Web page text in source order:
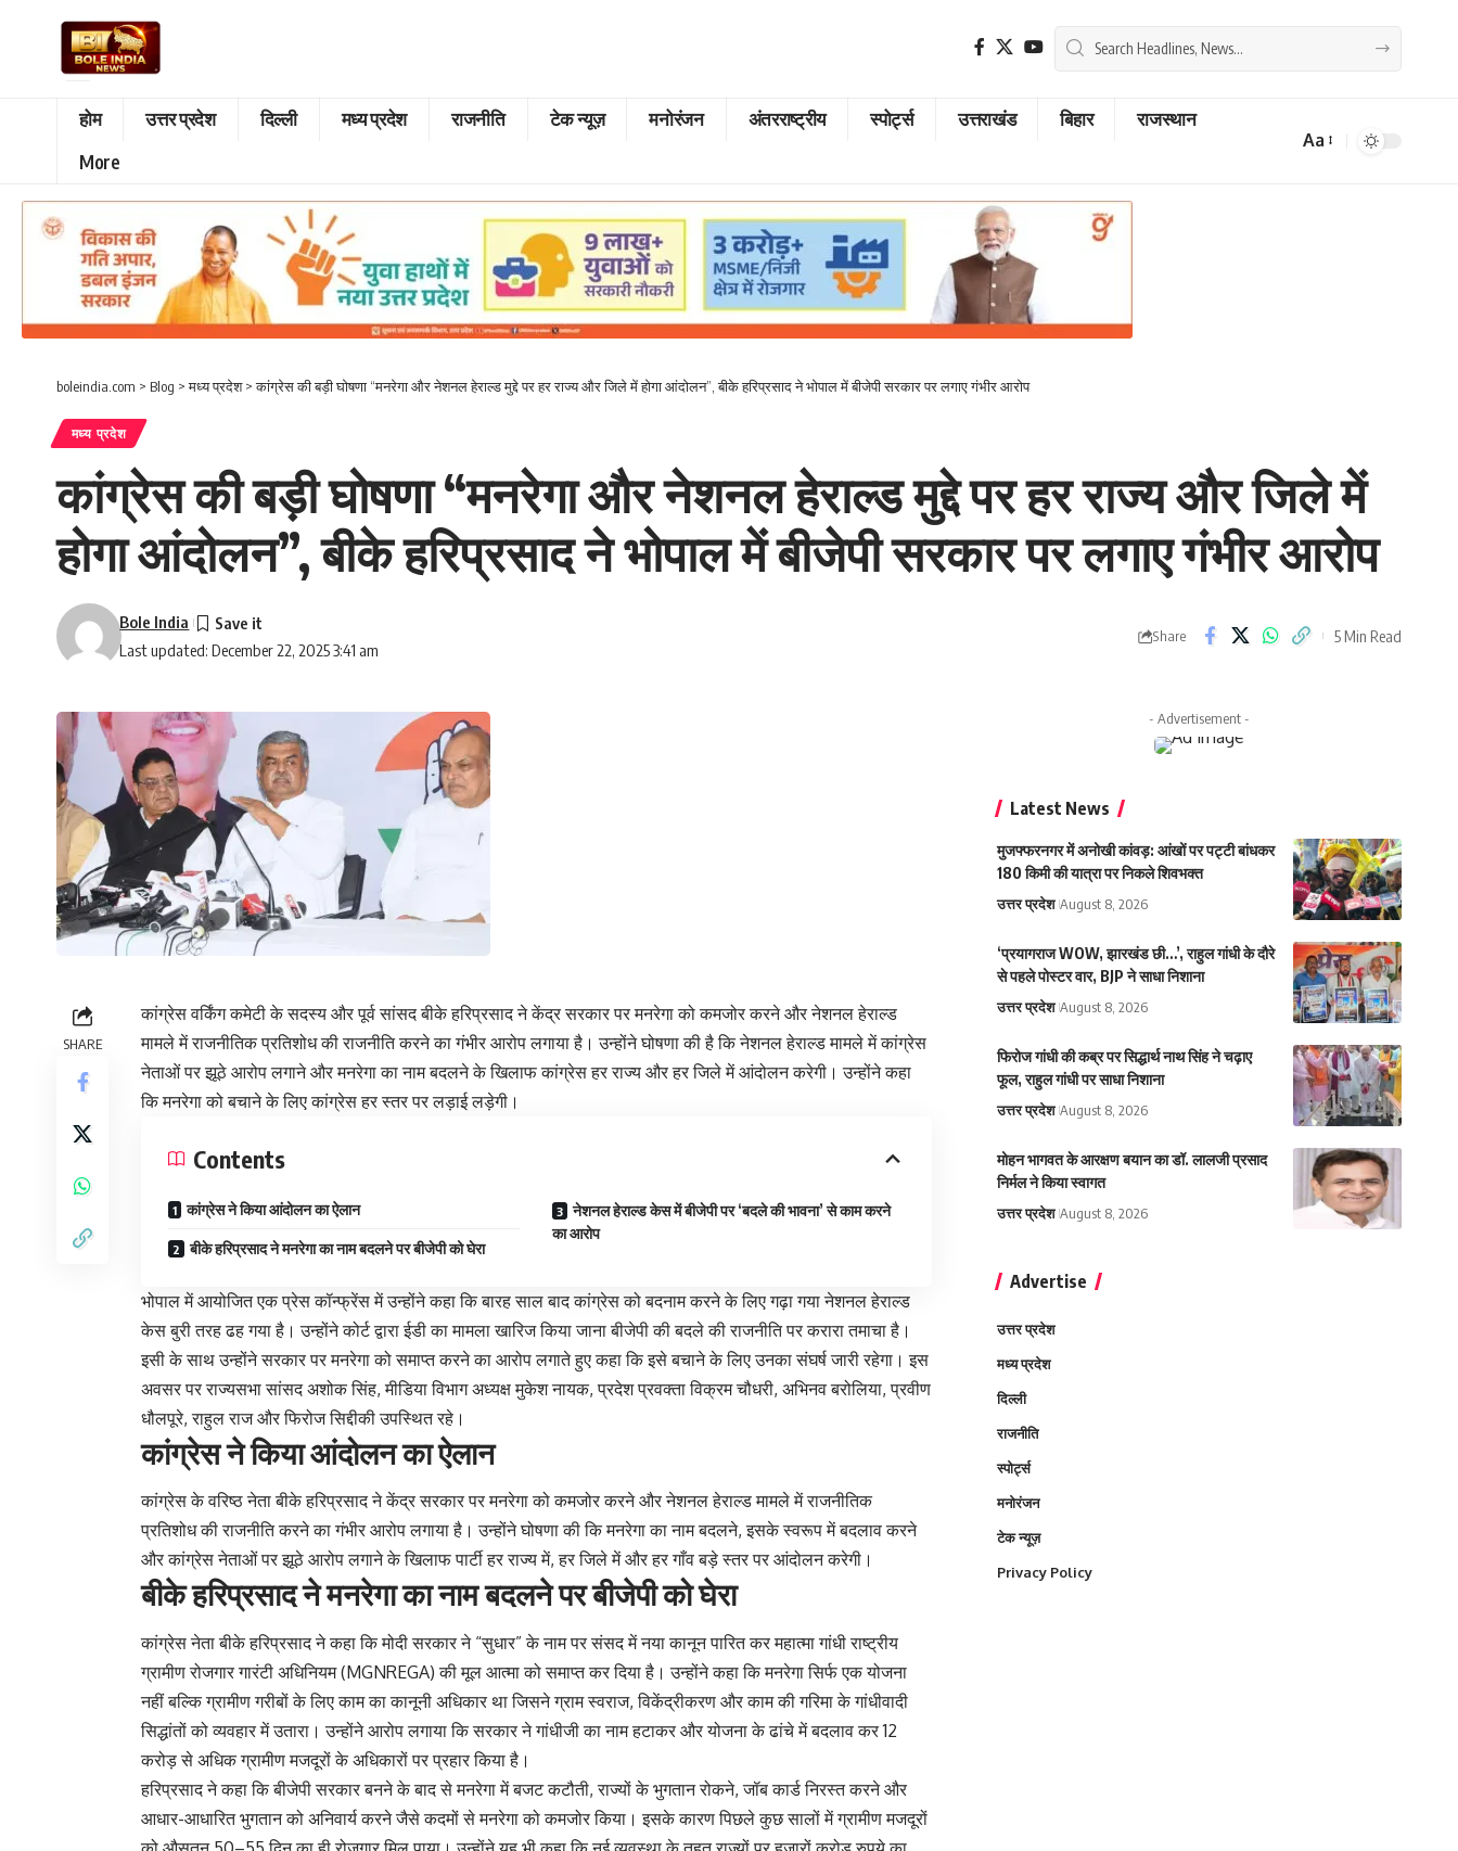
होम उत्तर प्रदेश दिल्ली मध्य प्रदेश राजनीति टेक न्यूज़ मनोरंजन अंतरराष्ट्रीय स्पोर्ट्स उत्तराखंड बिहार
राजस्थान
More
Font
Aa
boleindia.com > Blog >मध्य प्रदेश>कांग्रेस की बड़ी घोषणा “मनरेगा और नेशनल हेराल्ड मुद्दे पर हर राज्य और जिले में होगा आंदोलन”, बीके हरिप्रसाद ने भोपाल में बीजेपी सरकार पर लगाए गंभीर आरोप
मध्य प्रदेश
कांग्रेस की बड़ी घोषणा “मनरेगा और नेशनल हेराल्ड मुद्दे पर हर राज्य और जिले में
होगा आंदोलन”, बीके हरिप्रसाद ने भोपाल में बीजेपी सरकार पर लगाए गंभीर आरोप
Last updated: December 22, 2025 3:41 am
Bole India
Share 5 Min Read
SHARE
कांग्रेस वर्किंग कमेटी के सदस्य और पूर्व सांसद बीके हरिप्रसाद ने केंद्र सरकार पर मनरेगा को कमजोर करने और नेशनल हेराल्ड
मामले में राजनीतिक प्रतिशोध की राजनीति करने का गंभीर आरोप लगाया है। उन्होंने घोषणा की है कि नेशनल हेराल्ड मामले में कांग्रेस
नेताओं पर झूठे आरोप लगाने और मनरेगा का नाम बदलने के खिलाफ कांग्रेस हर राज्य और हर जिले में आंदोलन करेगी। उन्होंने कहा
कि मनरेगा को बचाने के लिए कांग्रेस हर स्तर पर लड़ाई लड़ेगी।
Contents
कांग्रेस ने किया आंदोलन का ऐलान
बीके हरिप्रसाद ने मनरेगा का नाम बदलने पर बीजेपी को घेरा
नेशनल हेराल्ड केस में बीजेपी पर ‘बदले की भावना’ से काम करने
का आरोप
भोपाल में आयोजित एक प्रेस कॉन्फ्रेंस में उन्होंने कहा कि बारह साल बाद कांग्रेस को बदनाम करने के लिए गढ़ा गया नेशनल हेराल्ड
केस बुरी तरह ढह गया है। उन्होंने कोर्ट द्वारा ईडी का मामला खारिज किया जाना बीजेपी की बदले की राजनीति पर करारा तमाचा है।
इसी के साथ उन्होंने सरकार पर मनरेगा को समाप्त करने का आरोप लगाते हुए कहा कि इसे बचाने के लिए उनका संघर्ष जारी रहेगा। इस
अवसर पर राज्यसभा सांसद अशोक सिंह, मीडिया विभाग अध्यक्ष मुकेश नायक, प्रदेश प्रवक्ता विक्रम चौधरी, अभिनव बरोलिया, प्रवीण
धौलपूरे, राहुल राज और फिरोज सिद्दीकी उपस्थित रहे।
कांग्रेस ने किया आंदोलन का ऐलान
कांग्रेस के वरिष्ठ नेता बीके हरिप्रसाद ने केंद्र सरकार पर मनरेगा को कमजोर करने और नेशनल हेराल्ड मामले में राजनीतिक
प्रतिशोध की राजनीति करने का गंभीर आरोप लगाया है। उन्होंने घोषणा की कि मनरेगा का नाम बदलने, इसके स्वरूप में बदलाव करने
और कांग्रेस नेताओं पर झूठे आरोप लगाने के खिलाफ पार्टी हर राज्य में, हर जिले में और हर गाँव बड़े स्तर पर आंदोलन करेगी।
बीके हरिप्रसाद ने मनरेगा का नाम बदलने पर बीजेपी को घेरा
कांग्रेस नेता बीके हरिप्रसाद ने कहा कि मोदी सरकार ने “सुधार” के नाम पर संसद में नया कानून पारित कर महात्मा गांधी राष्ट्रीय
ग्रामीण रोजगार गारंटी अधिनियम (MGNREGA) की मूल आत्मा को समाप्त कर दिया है। उन्होंने कहा कि मनरेगा सिर्फ एक योजना
नहीं बल्कि ग्रामीण गरीबों के लिए काम का कानूनी अधिकार था जिसने ग्राम स्वराज, विकेंद्रीकरण और काम की गरिमा के गांधीवादी
सिद्धांतों को व्यवहार में उतारा। उन्होंने आरोप लगाया कि सरकार ने गांधीजी का नाम हटाकर और योजना के ढांचे में बदलाव कर 12
करोड़ से अधिक ग्रामीण मजदूरों के अधिकारों पर प्रहार किया है।
हरिप्रसाद ने कहा कि बीजेपी सरकार बनने के बाद से मनरेगा में बजट कटौती, राज्यों के भुगतान रोकने, जॉब कार्ड निरस्त करने और
आधार-आधारित भुगतान को अनिवार्य करने जैसे कदमों से मनरेगा को कमजोर किया। इसके कारण पिछले कुछ सालों में ग्रामीण मजदूरों
- Advertisement -
Latest News
मुजफ्फरनगर में अनोखी कांवड़: आंखों पर पट्टी बांधकर
180 किमी की यात्रा पर निकले शिवभक्त
उत्तर प्रदेश August 8, 2026
‘प्रयागराज WOW, झारखंड छी…’, राहुल गांधी के दौरे
से पहले पोस्टर वार, BJP ने साधा निशाना
उत्तर प्रदेश August 8, 2026
फिरोज गांधी की कब्र पर सिद्धार्थ नाथ सिंह ने चढ़ाए
फूल, राहुल गांधी पर साधा निशाना
उत्तर प्रदेश August 8, 2026
मोहन भागवत के आरक्षण बयान का डॉ. लालजी प्रसाद
निर्मल ने किया स्वागत
उत्तर प्रदेश August 8, 2026
Advertise
उत्तर प्रदेश
मध्य प्रदेश
दिल्ली
राजनीति
स्पोर्ट्स
मनोरंजन
टेक न्यूज़
Privacy Policy